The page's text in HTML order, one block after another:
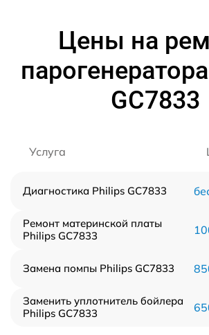
Цены на
GC7833
Услуга
Диагностика Philips GC7833
Ремонт материнской платы
Philips GC7833
Замена помпы Philips GC7833
Заменить уплотнитель бойлера
Philips GC7833